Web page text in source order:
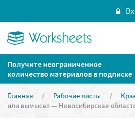
Получите неограниченное
количество материалов в подписке
Главная / Рабочие листы /
или вымысел — Новосибирская